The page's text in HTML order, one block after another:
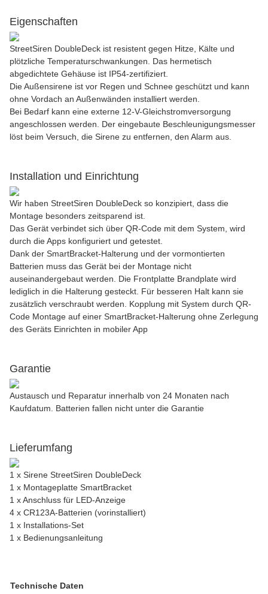
Eigenschaften
StreetSiren DoubleDeck ist resistent gegen Hitze, Kälte und
plötzliche Temperaturschwankungen. Das hermetisch
abgedichtete Gehäuse ist IP54-zertifiziert.
Die Außensirene ist vor Regen und Schnee geschützt und kann
ohne Vordach an Außenwänden installiert werden.
Bei Bedarf kann eine externe 12-V-Gleichstromversorgung
angeschlossen werden. Der eingebaute Beschleunigungsmesser
löst beim Versuch, die Sirene zu entfernen, den Alarm aus.
Installation und Einrichtung
Wir haben StreetSiren DoubleDeck so konzipiert, dass die
Montage besonders zeitsparend ist.
Das Gerät verbindet sich über QR-Code mit dem System, wird
durch die Apps konfiguriert und getestet.
Dank der SmartBracket-Halterung und der vormontierten
Batterien muss das Gerät bei der Montage nicht
auseinandergebaut werden. Die Frontplatte Brandplate wird
lediglich in die Halterung gesteckt. Für besseren Halt kann sie
zusätzlich verschraubt werden. Kopplung mit System durch QR-
Code Montage auf einer SmartBracket-Halterung ohne Zerlegung
des Geräts Einrichten in mobiler App
Garantie
Austausch und Reparatur innerhalb von 24 Monaten nach
Kaufdatum. Batterien fallen nicht unter die Garantie
Lieferumfang
1 x Sirene StreetSiren DoubleDeck
1 x Montageplatte SmartBracket
1 x Anschluss für LED-Anzeige
4 x CR123A-Batterien (vorinstalliert)
1 x Installations-Set
1 x Bedienungsanleitung
Technische Daten